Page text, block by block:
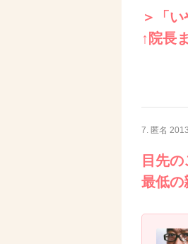
＞「
↑院長
7. 匿名
目先
最低の